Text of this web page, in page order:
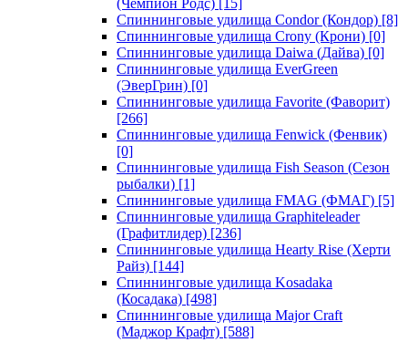
(Чемпион Родс) [15]
Спиннинговые удилища Condor (Кондор) [8]
Спиннинговые удилища Crony (Крони) [0]
Спиннинговые удилища Daiwa (Дайва) [0]
Спиннинговые удилища EverGreen
(ЭверГрин) [0]
Спиннинговые удилища Favorite (Фаворит)
[266]
Спиннинговые удилища Fenwick (Фенвик)
[0]
Спиннинговые удилища Fish Season (Сезон
рыбалки) [1]
Спиннинговые удилища FMAG (ФМАГ) [5]
Спиннинговые удилища Graphiteleader
(Графитлидер) [236]
Спиннинговые удилища Hearty Rise (Херти
Райз) [144]
Спиннинговые удилища Kosadaka
(Косадака) [498]
Спиннинговые удилища Major Craft
(Маджор Крафт) [588]